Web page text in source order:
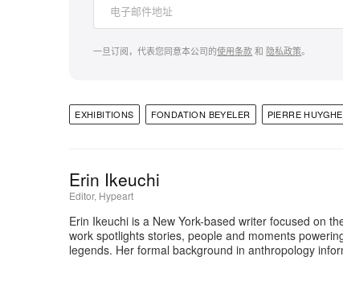
一旦订阅，代表您同意本公司的使用条款和 隐私政策。
EXHIBITIONS FONDATION BEYELER PIERRE HUYGHE
Erin Ikeuchi
Editor, Hypeart
Erin Ikeuchi is a New York-based writer focused on
work spotlights stories, people and moments
legends. Her formal background in anthropology